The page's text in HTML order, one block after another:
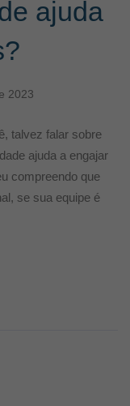
ajuda
2023
talvez falar sobre
ajuda a engajar
compreendo que
se sua equipe é